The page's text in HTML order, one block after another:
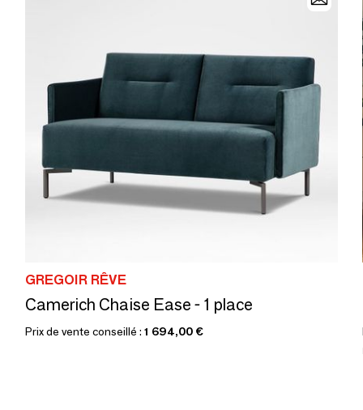
GREGOIR RÊVE
Camerich Chaise Ease - 1 place
Prix de vente conseillé : 1 694,00 €